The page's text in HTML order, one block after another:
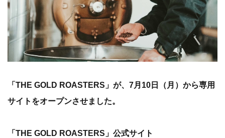
「THE GOLD ROASTERS」が、7月10日（月）から専用
サイトをオープンさせました。
「THE GOLD ROASTERS」公式サイト